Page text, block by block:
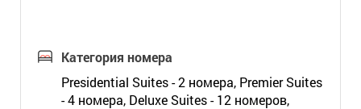
Категория номера
Presidential Suites - 2 номера, Premier Suites
- 4 номера, Deluxe Suites - 12 номеров,